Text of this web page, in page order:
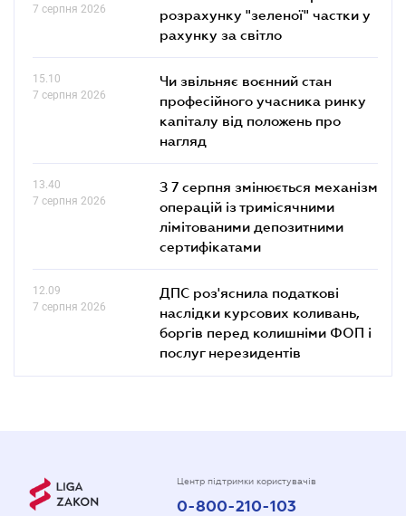
7 серпня 2026
розрахунку "зеленої" частки у
рахунку за світло
15.10
7 серпня 2026
Чи звільняє воєнний стан
професійного учасника ринку
капіталу від положень про
нагляд
13.40
7 серпня 2026
З 7 серпня змінюється механізм
операцій із тримісячними
лімітованими депозитними
сертифікатами
12.09
7 серпня 2026
ДПС роз'яснила податкові
наслідки курсових коливань,
боргів перед колишніми ФОП і
послуг нерезидентів
Центр підтримки користувачів
0-800-210-103